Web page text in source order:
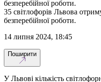
безперебійної роботи.
35 світлофорів Львова
безперебійної роботи.
14 липня 2024, 18:45
Поширити
У Львові кількість